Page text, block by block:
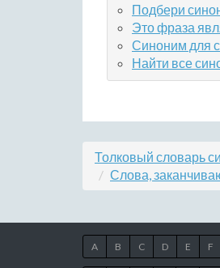
Подбери
Это фраза
Синоним для
Найти все
Толковый словарь
Слова,
A B C D E F